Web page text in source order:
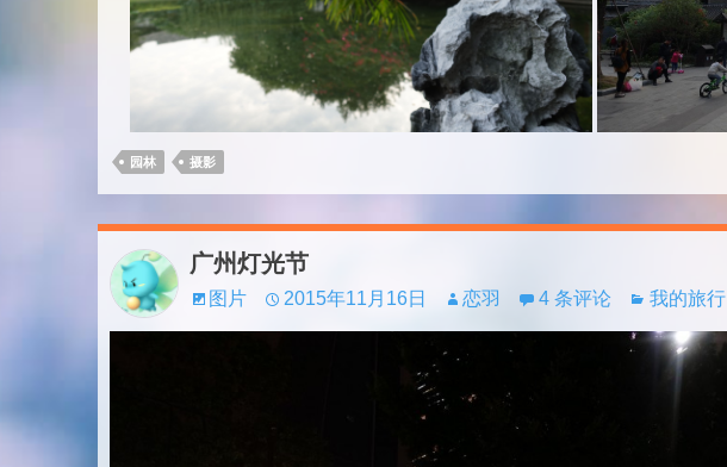
园林 摄影
广州灯光节
图片 2015年11月16日 恋羽 4 条评论 我的旅行